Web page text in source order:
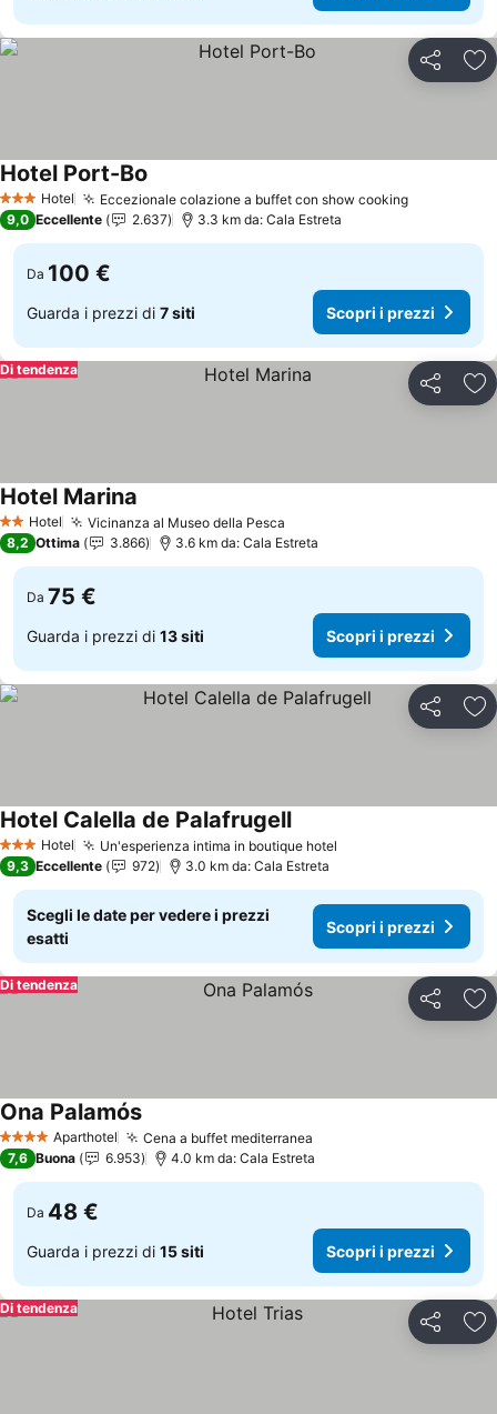
Condividi
3 StelleHotel Eccezionale colazione a buffet con show cookingScopri i
Hotel Port-Bo
9,0 Eccellente 2.637 3.3 km da: Cala Estreta
Da 100 €
Guarda i prezzi di 7 siti Scopri i prezzi
Condividi
Di tendenza
2 StelleHotel Vicinanza al Museo della Pesca
Hotel Marina
8,2 Ottima 3.866 3.6 km da: Cala Estreta
Da 75 €
Guarda i prezzi di 13 siti Scopri i prezzi
Condividi
3 StelleHotel Un'esperienza intima in boutique hotel
Hotel Calella de PalafrugellScopri i prezzi
9,3 Eccellente 972 3.0 km da: Cala Estreta
Scegli le date per vedere i prezzi
esatti
Scopri i prezzi
Condividi
Di tendenza
4 Stelle Aparthotel Cena a buffet mediterranea
Ona PalamósScopri i prezzi
7,6 Buona 6.953 4.0 km da: Cala Estreta
Da 48 €
Guarda i prezzi di 15 siti Scopri i prezzi
Condividi
Di tendenza